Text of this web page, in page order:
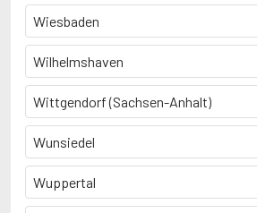
Wiesbaden
Wilhelmshaven
Wittgendorf (Sachsen-Anhalt)
Wunsiedel
Wuppertal